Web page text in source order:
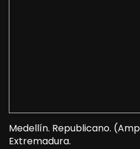
Medellín. Republicano.
Extremadura.